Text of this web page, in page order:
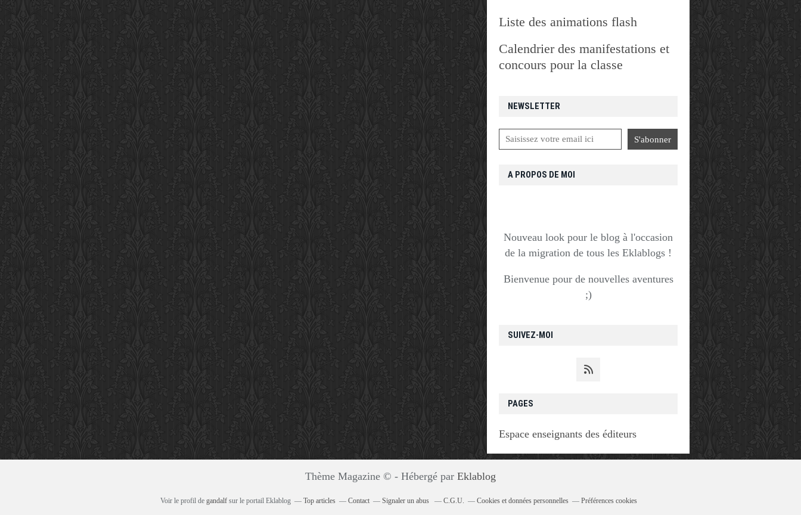
NEWSLETTER
SUIVEZ-MOI
PAGES
Espace enseignants des éditeurs
Liste des animations flash
Calendrier des manifestations et
concours pour la classe
A PROPOS DE MOI
Nouveau look pour le blog à l'occasion
de la migration de tous les Eklablogs !
Bienvenue pour de nouvelles aventures
;)
Thème Magazine © - Hébergé par Eklablog
Voir le profil de gandalf sur le portail Eklablog Top articles Contact Signaler un abus C.G.U. Cookies et données personnelles Préférences cookies